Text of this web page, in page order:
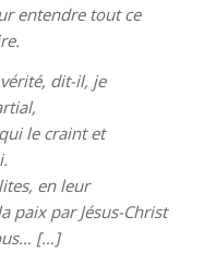
entendre tout ce
dit-il, je
le craint et
en leur
paix par Jésus-Christ
[…]